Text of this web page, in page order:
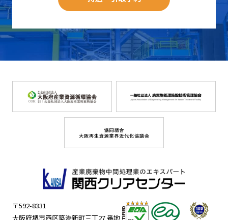
〒592-8331
大阪府堺市西区築港新町三丁27 番地